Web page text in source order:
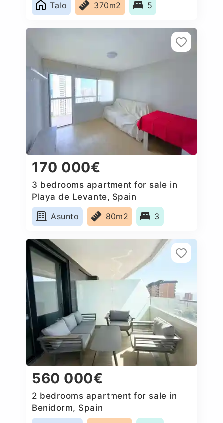
Talo
370m2 5
170 000€
3 bedrooms apartment for sale in
Playa de Levante, Spain
Asunto
80m2 3
560 000€
2 bedrooms apartment for sale in
Benidorm, Spain